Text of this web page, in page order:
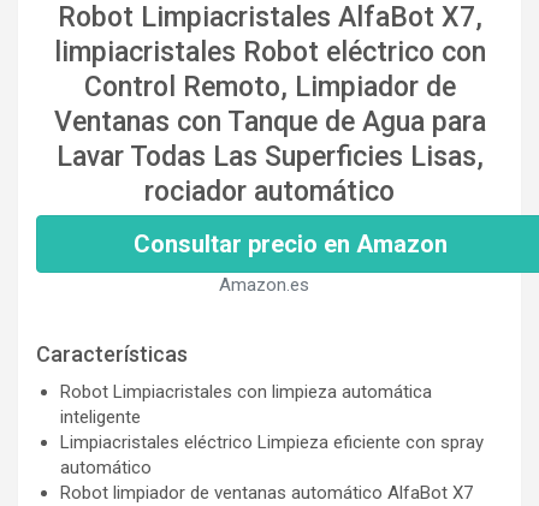
Robot Limpiacristales AlfaBot X7,
limpiacristales Robot eléctrico con
Control Remoto, Limpiador de
Ventanas con Tanque de Agua para
Lavar Todas Las Superficies Lisas,
rociador automático
Consultar precio en Amazon
Amazon.es
Características
Robot Limpiacristales con limpieza automática
inteligente
Limpiacristales eléctrico Limpieza eficiente con spray
automático
Robot limpiador de ventanas automático AlfaBot X7